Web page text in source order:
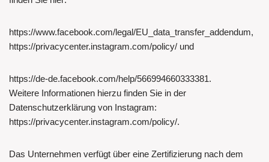
https://www.facebook.com/legal/EU_data_transfer_addendum,
https://privacycenter.instagram.com/policy/ und
https://de-de.facebook.com/help/566994660333381.
Weitere Informationen hierzu finden Sie in der
Datenschutzerklärung von Instagram:
https://privacycenter.instagram.com/policy/.
Das Unternehmen verfügt über eine Zertifizierung nach dem